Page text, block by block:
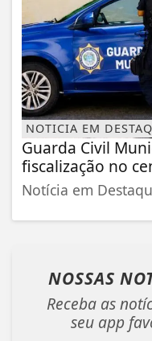
NOTICIA EM
Guarda Civil
fiscalização no
Notícia em
NOSSAS
Receba as
seu app